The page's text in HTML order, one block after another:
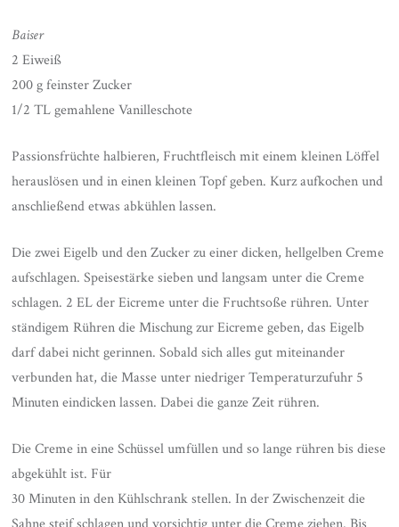
Baiser
2 Eiweiß
200 g feinster Zucker
1/2 TL gemahlene Vanilleschote
Passionsfrüchte halbieren, Fruchtfleisch mit einem kleinen Löffel
herauslösen und in einen kleinen Topf geben. Kurz aufkochen und
anschließend etwas abkühlen lassen.
Die zwei Eigelb und den Zucker zu einer dicken, hellgelben Creme
aufschlagen. Speisestärke sieben und langsam unter die Creme
schlagen. 2 EL der Eicreme unter die Fruchtsoße rühren. Unter
ständigem Rühren die Mischung zur Eicreme geben, das Eigelb
darf dabei nicht gerinnen. Sobald sich alles gut miteinander
verbunden hat, die Masse unter niedriger Temperaturzufuhr 5
Minuten eindicken lassen. Dabei die ganze Zeit rühren.
Die Creme in eine Schüssel umfüllen und so lange rühren bis diese
abgekühlt ist. Für
30 Minuten in den Kühlschrank stellen. In der Zwischenzeit die